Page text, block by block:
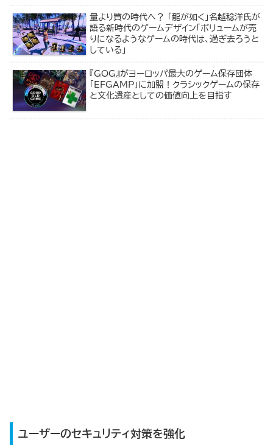
量より質の時代へ？ 「龍が如く」名越稔洋氏が
語る新時代のゲームデザイン「ボリュームが売
りになるようなゲームの時代は、過ぎ去ろうと
している」
『GOG』がヨーロッパ最大のゲーム保存団体
「EFGAMP」に加盟！クラシックゲームの保存
と文化遺産としての価値向上を目指す
ユーザーのセキュリティ対策を強化